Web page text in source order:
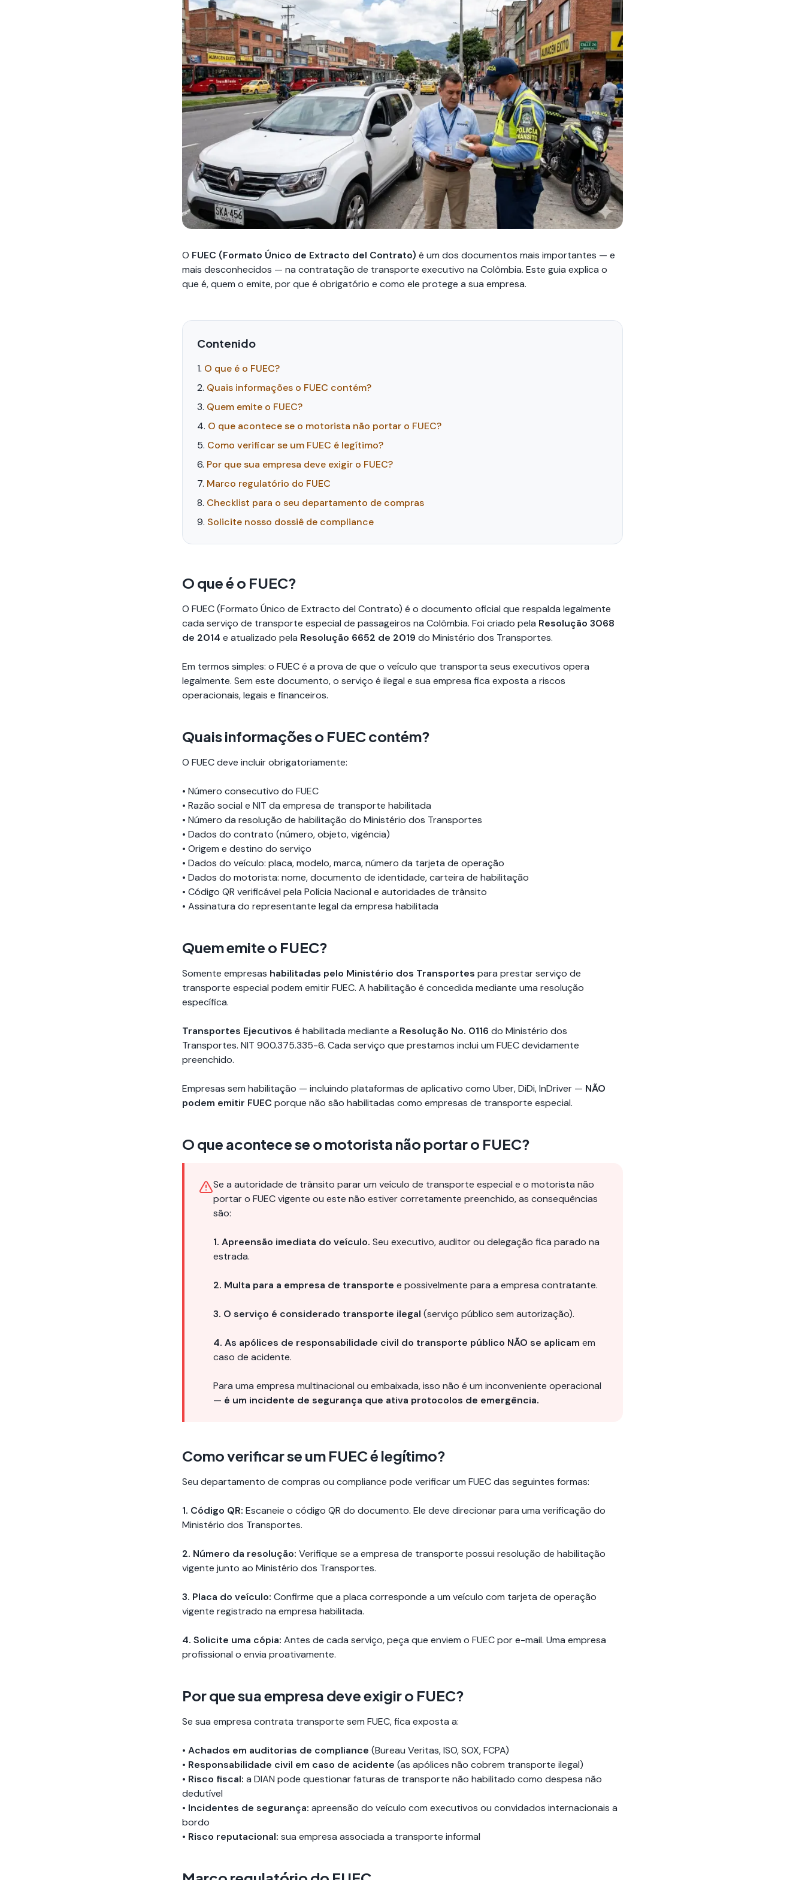
O FUEC (Formato Único de Extracto del Contrato) é um dos documentos mais importantes — e
mais desconhecidos — na contratação de transporte executivo na Colômbia. Este guia explica o
que é, quem o emite, por que é obrigatório e como ele protege a sua empresa.
Contenido
O que é o FUEC?
Quais informações o FUEC contém?
Quem emite o FUEC?
O que acontece se o motorista não portar o FUEC?
Como verificar se um FUEC é legítimo?
Por que sua empresa deve exigir o FUEC?
Marco regulatório do FUEC
Checklist para o seu departamento de compras
Solicite nosso dossiê de compliance
O que é o FUEC?
O FUEC (Formato Único de Extracto del Contrato) é o documento oficial que respalda legalmente
cada serviço de transporte especial de passageiros na Colômbia. Foi criado pela Resolução 3068
de 2014 e atualizado pela Resolução 6652 de 2019 do Ministério dos Transportes.
Em termos simples: o FUEC é a prova de que o veículo que transporta seus executivos opera
legalmente. Sem este documento, o serviço é ilegal e sua empresa fica exposta a riscos
operacionais, legais e financeiros.
Quais informações o FUEC contém?
O FUEC deve incluir obrigatoriamente:
• Número consecutivo do FUEC
• Razão social e NIT da empresa de transporte habilitada
• Número da resolução de habilitação do Ministério dos Transportes
• Dados do contrato (número, objeto, vigência)
• Origem e destino do serviço
• Dados do veículo: placa, modelo, marca, número da tarjeta de operação
• Dados do motorista: nome, documento de identidade, carteira de habilitação
• Código QR verificável pela Polícia Nacional e autoridades de trânsito
• Assinatura do representante legal da empresa habilitada
Quem emite o FUEC?
Somente empresas habilitadas pelo Ministério dos Transportes para prestar serviço de
transporte especial podem emitir FUEC. A habilitação é concedida mediante uma resolução
específica.
Transportes Ejecutivos é habilitada mediante a Resolução No. 0116 do Ministério dos
Transportes. NIT 900.375.335-6. Cada serviço que prestamos inclui um FUEC devidamente
preenchido.
Empresas sem habilitação — incluindo plataformas de aplicativo como Uber, DiDi, InDriver — NÃO
podem emitir FUEC porque não são habilitadas como empresas de transporte especial.
O que acontece se o motorista não portar o FUEC?
Se a autoridade de trânsito parar um veículo de transporte especial e o motorista não
portar o FUEC vigente ou este não estiver corretamente preenchido, as consequências
são:
1. Apreensão imediata do veículo. Seu executivo, auditor ou delegação fica parado na
estrada.
2. Multa para a empresa de transporte e possivelmente para a empresa contratante.
3. O serviço é considerado transporte ilegal (serviço público sem autorização).
4. As apólices de responsabilidade civil do transporte público NÃO se aplicam em
caso de acidente.
Para uma empresa multinacional ou embaixada, isso não é um inconveniente operacional
— é um incidente de segurança que ativa protocolos de emergência.
Como verificar se um FUEC é legítimo?
Seu departamento de compras ou compliance pode verificar um FUEC das seguintes formas:
1. Código QR: Escaneie o código QR do documento. Ele deve direcionar para uma verificação do
Ministério dos Transportes.
2. Número da resolução: Verifique se a empresa de transporte possui resolução de habilitação
vigente junto ao Ministério dos Transportes.
3. Placa do veículo: Confirme que a placa corresponde a um veículo com tarjeta de operação
vigente registrado na empresa habilitada.
4. Solicite uma cópia: Antes de cada serviço, peça que enviem o FUEC por e-mail. Uma empresa
profissional o envia proativamente.
Por que sua empresa deve exigir o FUEC?
Se sua empresa contrata transporte sem FUEC, fica exposta a:
• Achados em auditorias de compliance (Bureau Veritas, ISO, SOX, FCPA)
• Responsabilidade civil em caso de acidente (as apólices não cobrem transporte ilegal)
• Risco fiscal: a DIAN pode questionar faturas de transporte não habilitado como despesa não
dedutível
• Incidentes de segurança: apreensão do veículo com executivos ou convidados internacionais a
bordo
• Risco reputacional: sua empresa associada a transporte informal